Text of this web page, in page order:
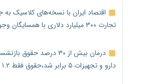
اقتصاد ایران با نسخه‌های کلاسیک
تجارت ۳۰۰ میلیارد دلاری با همسایگان وجود دارد
درمان بیش از ۳۰ درصد
دارو و تجهیزات ۵ برابر شد،حقوق فقط ۱.۲ برابر افزایش یافت